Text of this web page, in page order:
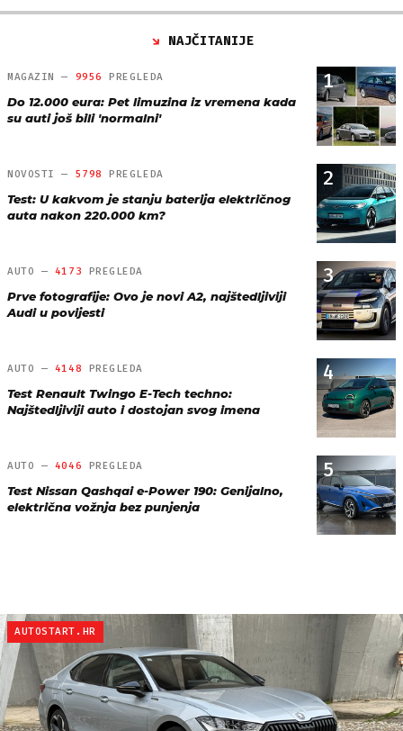
NAJČITANIJE
1
MAGAZIN — 9956 PREGLEDA
Do 12.000 eura: Pet limuzina iz vremena kada
su auti još bili 'normalni'
2
NOVOSTI — 5798 PREGLEDA
Test: U kakvom je stanju baterija električnog
auta nakon 220.000 km?
3
AUTO — 4173 PREGLEDA
Prve fotografije: Ovo je novi A2, najštedljiviji
Audi u povijesti
4
AUTO — 4148 PREGLEDA
Test Renault Twingo E-Tech techno:
Najštedljiviji auto i dostojan svog imena
5
AUTO — 4046 PREGLEDA
Test Nissan Qashqai e-Power 190: Genijalno,
električna vožnja bez punjenja
AUTOSTART.HR